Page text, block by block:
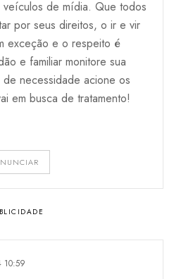
de mídia. Que todos
por seus direitos, o ir e vir
exceção e o respeito é
e familiar monitore sua
necessidade acione os
em busca de tratamento!
10:59